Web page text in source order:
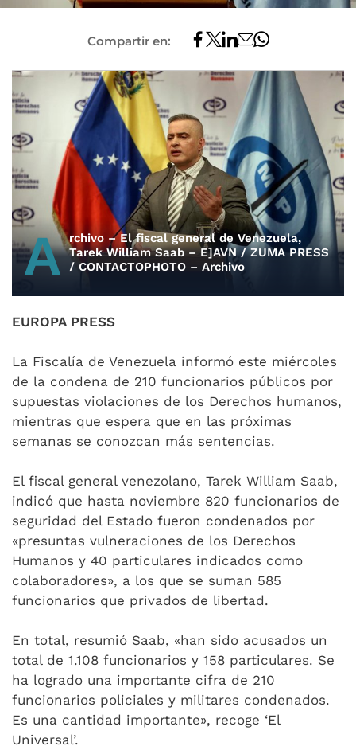
Compartir en:
A rchivo – El fiscal general de Venezuela,
Tarek William Saab – E]AVN / ZUMA PRESS
/ CONTACTOPHOTO – Archivo
EUROPA PRESS
La Fiscalía de Venezuela informó este miércoles
de la condena de 210 funcionarios públicos por
supuestas violaciones de los Derechos humanos,
mientras que espera que en las próximas
semanas se conozcan más sentencias.
El fiscal general venezolano, Tarek William Saab,
indicó que hasta noviembre 820 funcionarios de
seguridad del Estado fueron condenados por
«presuntas vulneraciones de los Derechos
Humanos y 40 particulares indicados como
colaboradores», a los que se suman 585
funcionarios que privados de libertad.
En total, resumió Saab, «han sido acusados un
total de 1.108 funcionarios y 158 particulares. Se
ha logrado una importante cifra de 210
funcionarios policiales y militares condenados.
Es una cantidad importante», recoge ‘El
Universal’.